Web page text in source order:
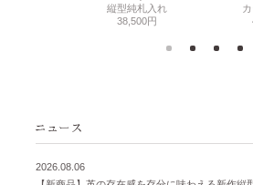
縦型純札入れ
38,500円
2026.08.06